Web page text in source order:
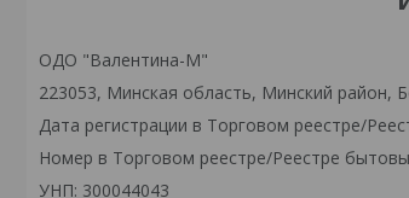
ОДО "Валентина-М"
223053, Минская область, Минский район,
Дата регистрации в Торговом реестре/
Номер в Торговом реестре/Реестре
УНП: 300044043